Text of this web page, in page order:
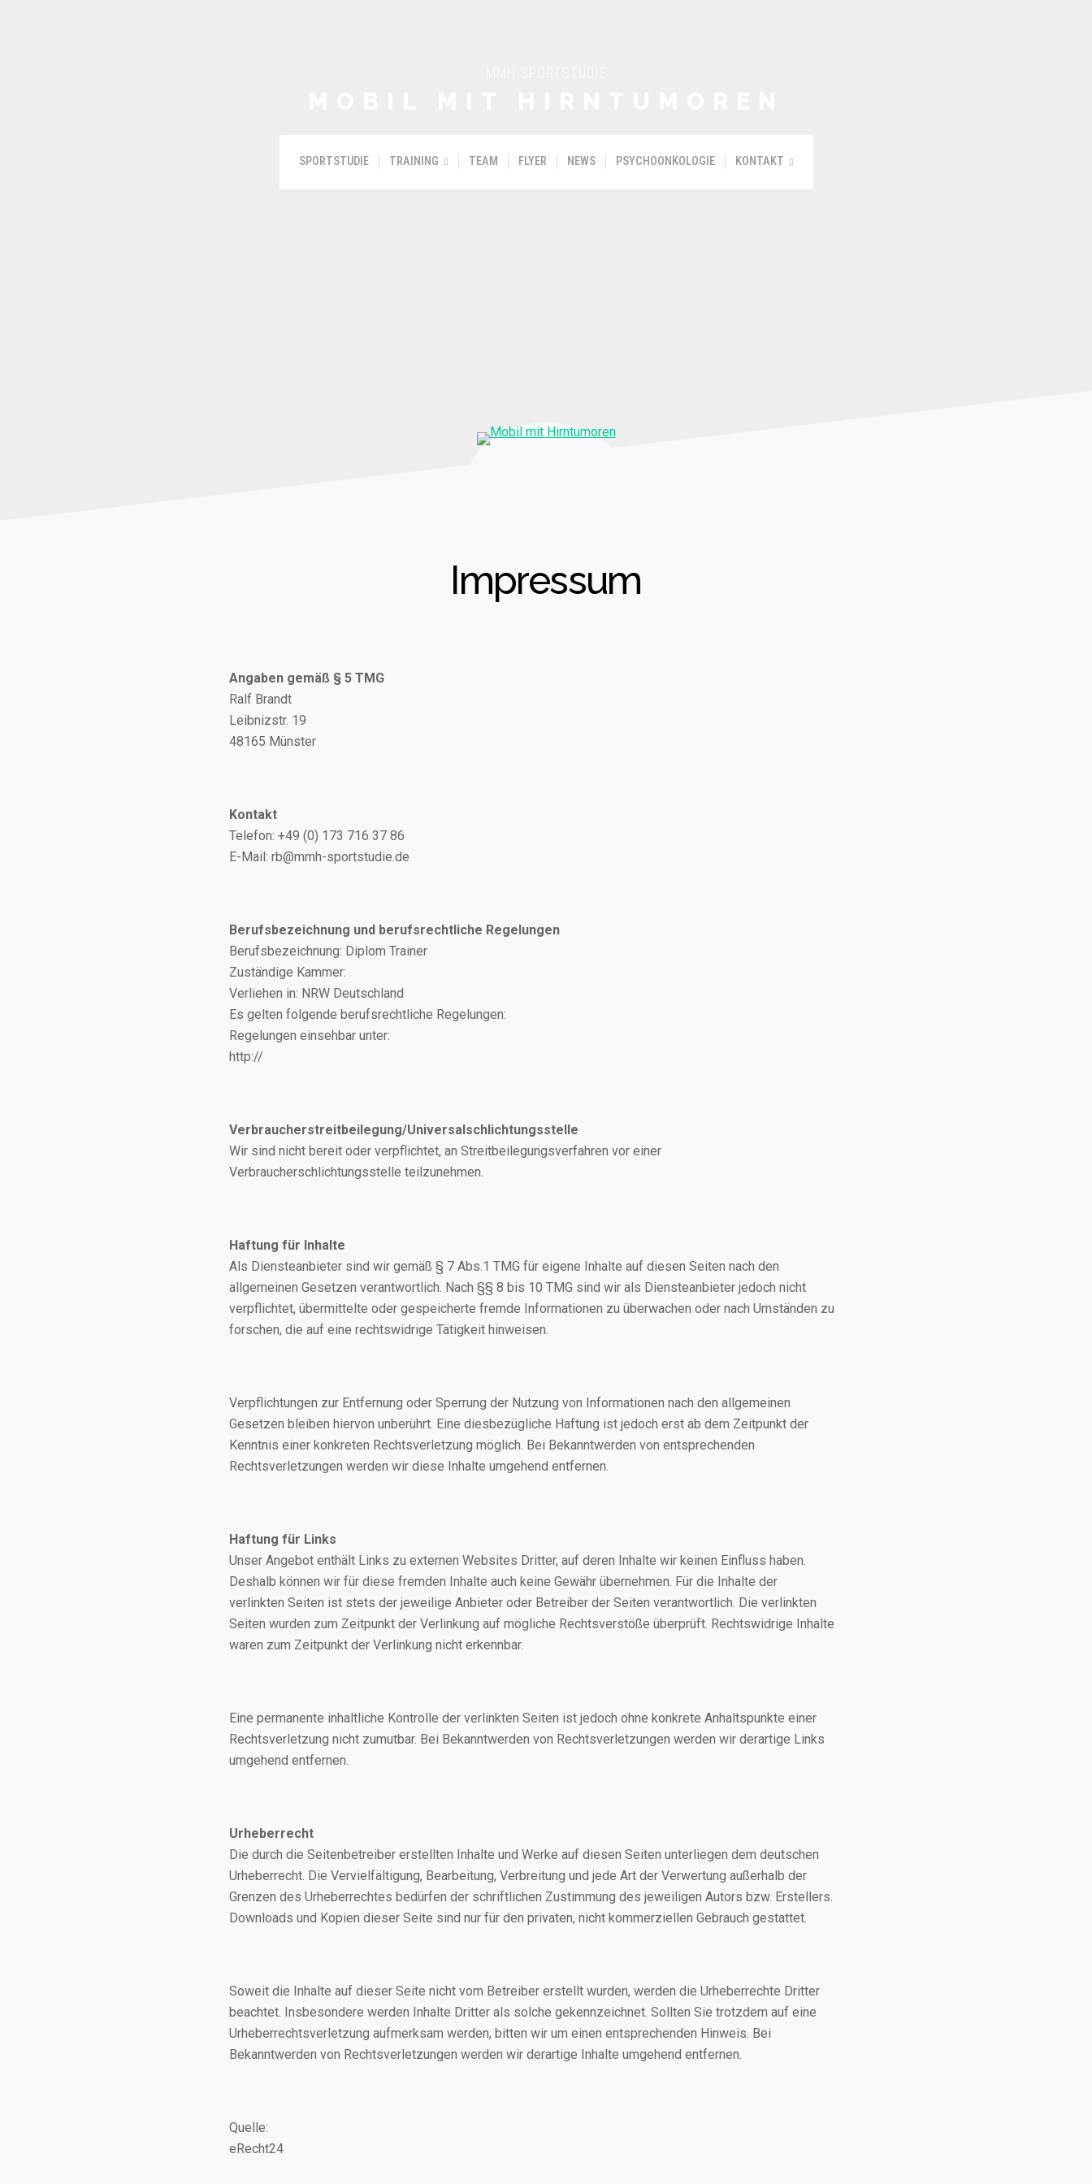
SPORTSTUDIE TRAINING TEAM FLYER NEWS PSYCHOONKOLOGIE KONTAKT
Impressum
Angaben gemäß § 5 TMG
Ralf Brandt
Leibnizstr. 19
48165 Münster
Kontakt
Telefon: +49 (0) 173 716 37 86
E-Mail: rb@mmh-sportstudie.de
Berufsbezeichnung und berufsrechtliche Regelungen
Berufsbezeichnung: Diplom Trainer
Zuständige Kammer:
Verliehen in: NRW Deutschland
Es gelten folgende berufsrechtliche Regelungen:
Regelungen einsehbar unter:
http://
Verbraucherstreitbeilegung/Universalschlichtungsstelle
Wir sind nicht bereit oder verpflichtet, an Streitbeilegungsverfahren vor einer
Verbraucherschlichtungsstelle teilzunehmen.
Haftung für Inhalte
Als Diensteanbieter sind wir gemäß § 7 Abs.1 TMG für eigene Inhalte auf diesen Seiten nach den
allgemeinen Gesetzen verantwortlich. Nach §§ 8 bis 10 TMG sind wir als Diensteanbieter jedoch nicht
verpflichtet, übermittelte oder gespeicherte fremde Informationen zu überwachen oder nach Umständen zu
forschen, die auf eine rechtswidrige Tätigkeit hinweisen.
Verpflichtungen zur Entfernung oder Sperrung der Nutzung von Informationen nach den allgemeinen
Gesetzen bleiben hiervon unberührt. Eine diesbezügliche Haftung ist jedoch erst ab dem Zeitpunkt der
Kenntnis einer konkreten Rechtsverletzung möglich. Bei Bekanntwerden von entsprechenden
Rechtsverletzungen werden wir diese Inhalte umgehend entfernen.
Haftung für Links
Unser Angebot enthält Links zu externen Websites Dritter, auf deren Inhalte wir keinen Einfluss haben.
Deshalb können wir für diese fremden Inhalte auch keine Gewähr übernehmen. Für die Inhalte der
verlinkten Seiten ist stets der jeweilige Anbieter oder Betreiber der Seiten verantwortlich. Die verlinkten
Seiten wurden zum Zeitpunkt der Verlinkung auf mögliche Rechtsverstöße überprüft. Rechtswidrige Inhalte
waren zum Zeitpunkt der Verlinkung nicht erkennbar.
Eine permanente inhaltliche Kontrolle der verlinkten Seiten ist jedoch ohne konkrete Anhaltspunkte einer
Rechtsverletzung nicht zumutbar. Bei Bekanntwerden von Rechtsverletzungen werden wir derartige Links
umgehend entfernen.
Urheberrecht
Die durch die Seitenbetreiber erstellten Inhalte und Werke auf diesen Seiten unterliegen dem deutschen
Urheberrecht. Die Vervielfältigung, Bearbeitung, Verbreitung und jede Art der Verwertung außerhalb der
Grenzen des Urheberrechtes bedürfen der schriftlichen Zustimmung des jeweiligen Autors bzw. Erstellers.
Downloads und Kopien dieser Seite sind nur für den privaten, nicht kommerziellen Gebrauch gestattet.
Soweit die Inhalte auf dieser Seite nicht vom Betreiber erstellt wurden, werden die Urheberrechte Dritter
beachtet. Insbesondere werden Inhalte Dritter als solche gekennzeichnet. Sollten Sie trotzdem auf eine
Urheberrechtsverletzung aufmerksam werden, bitten wir um einen entsprechenden Hinweis. Bei
Bekanntwerden von Rechtsverletzungen werden wir derartige Inhalte umgehend entfernen.
Quelle:
eRecht24